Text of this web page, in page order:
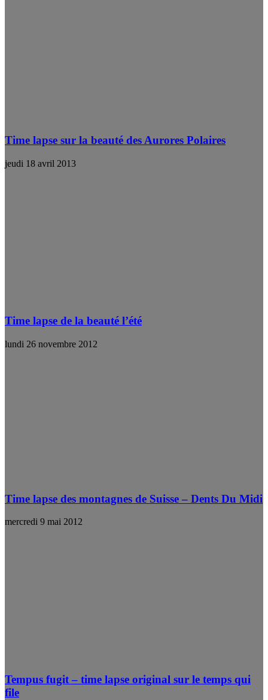
Time lapse sur la beauté des Aurores Polaires
jeudi 18 avril 2013
Time lapse de la beauté l’été
lundi 26 novembre 2012
Time lapse des montagnes de Suisse – Dents Du Midi
mercredi 9 mai 2012
Tempus fugit – time lapse original sur le temps qui
file